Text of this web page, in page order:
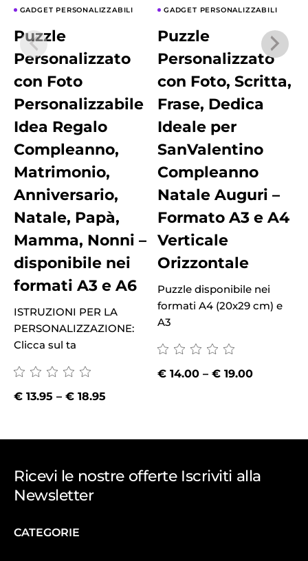
GADGET PERSONALIZZABILI
Puzzle
Personalizzato
con Foto
Personalizzabile
Idea Regalo
Compleanno,
Matrimonio,
Anniversario,
Natale, Papà,
Mamma, Nonni –
disponibile nei
formati A3 e A6
ISTRUZIONI PER LA
PERSONALIZZAZIONE:
Clicca sul ta
€13.95 – €18.95
GADGET PERSONALIZZABILI
Puzzle
Personalizzato
con Foto, Scritta,
Frase, Dedica
Ideale per
SanValentino
Compleanno
Natale Auguri –
Formato A3 e A4
Verticale
Orizzontale
Puzzle disponibile nei
formati A4 (20x29 cm) e
A3
€ 14.00 – € 19.00
Ricevi le nostre offerte Iscriviti alla
Newsletter
CATEGORIE